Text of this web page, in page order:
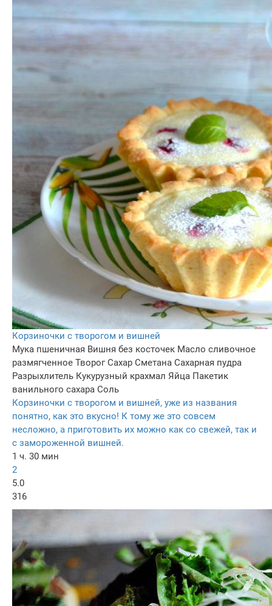
Корзиночки с творогом и вишней
Мука пшеничная Вишня без косточек Масло сливочное
размягченное Творог Сахар Сметана Сахарная пудра
Разрыхлитель Кукурузный крахмал Яйца Пакетик
ванильного сахара Соль
Корзиночки с творогом и вишней, уже из названия
понятно, как это вкусно! К тому же это совсем
несложно, а приготовить их можно как со свежей, так и
с замороженной вишней.
1 ч. 30 мин
2
5.0
316